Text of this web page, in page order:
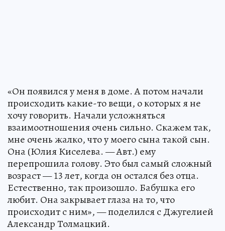
«Он появился у меня в доме. А потом начали
происходить какие-то вещи, о которых я не
хочу говорить. Начали усложняться
взаимоотношения очень сильно. Скажем так,
мне очень жалко, что у моего сына такой сын.
Она (Юлия Киселева. — Авт.) ему
перепрошила голову. Это был самый сложный
возраст — 13 лет, когда он остался без отца.
Естественно, так произошло. Бабушка его
любит. Она закрывает глаза на то, что
происходит с ним», — поделился с Джугелией
Александр Толмацкий.